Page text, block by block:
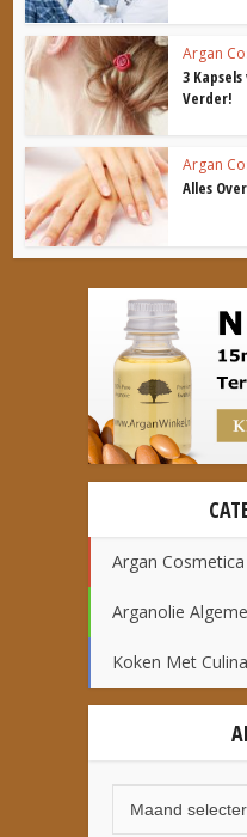
Argan
3
Verder!
Argan
Alles
Argan Cosmetica
Arganolie
Koken Met